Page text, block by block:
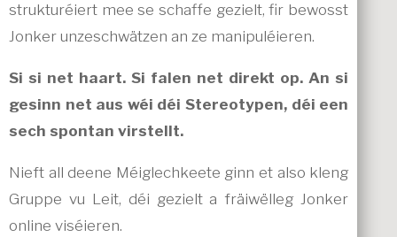
strukturéiert mee se schaffe gezielt, fir bewosst
Jonker unzeschwätzen an ze manipuléieren.
Si si net haart. Si falen net direkt op. An si
gesinn net aus wéi déi Stereotypen, déi een
sech spontan virstellt.
Nieft all deene Méiglechkeete ginn et also kleng
Gruppe vu Leit, déi gezielt a fräiwëlleg Jonker
online viséieren.